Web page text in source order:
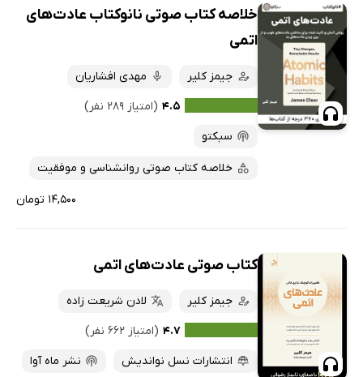
خلاصه کتاب صوتی نانوکتاب عادت‌های
اتمی
جیمز کلیر
مهدی افشاریان
۴.۵ (امتیاز ۲۸۹ نفر)
سبکتو
خلاصه کتاب صوتی روانشناسی و موفقیت
۱۴,۵۰۰ تومان
کتاب صوتی عادت‌های اتمی
جیمز کلیر
لادن شریعت زاده
۴.۷ (امتیاز ۶۶۲ نفر)
انتشارات نسل نواندیش
نشر ماه آوا